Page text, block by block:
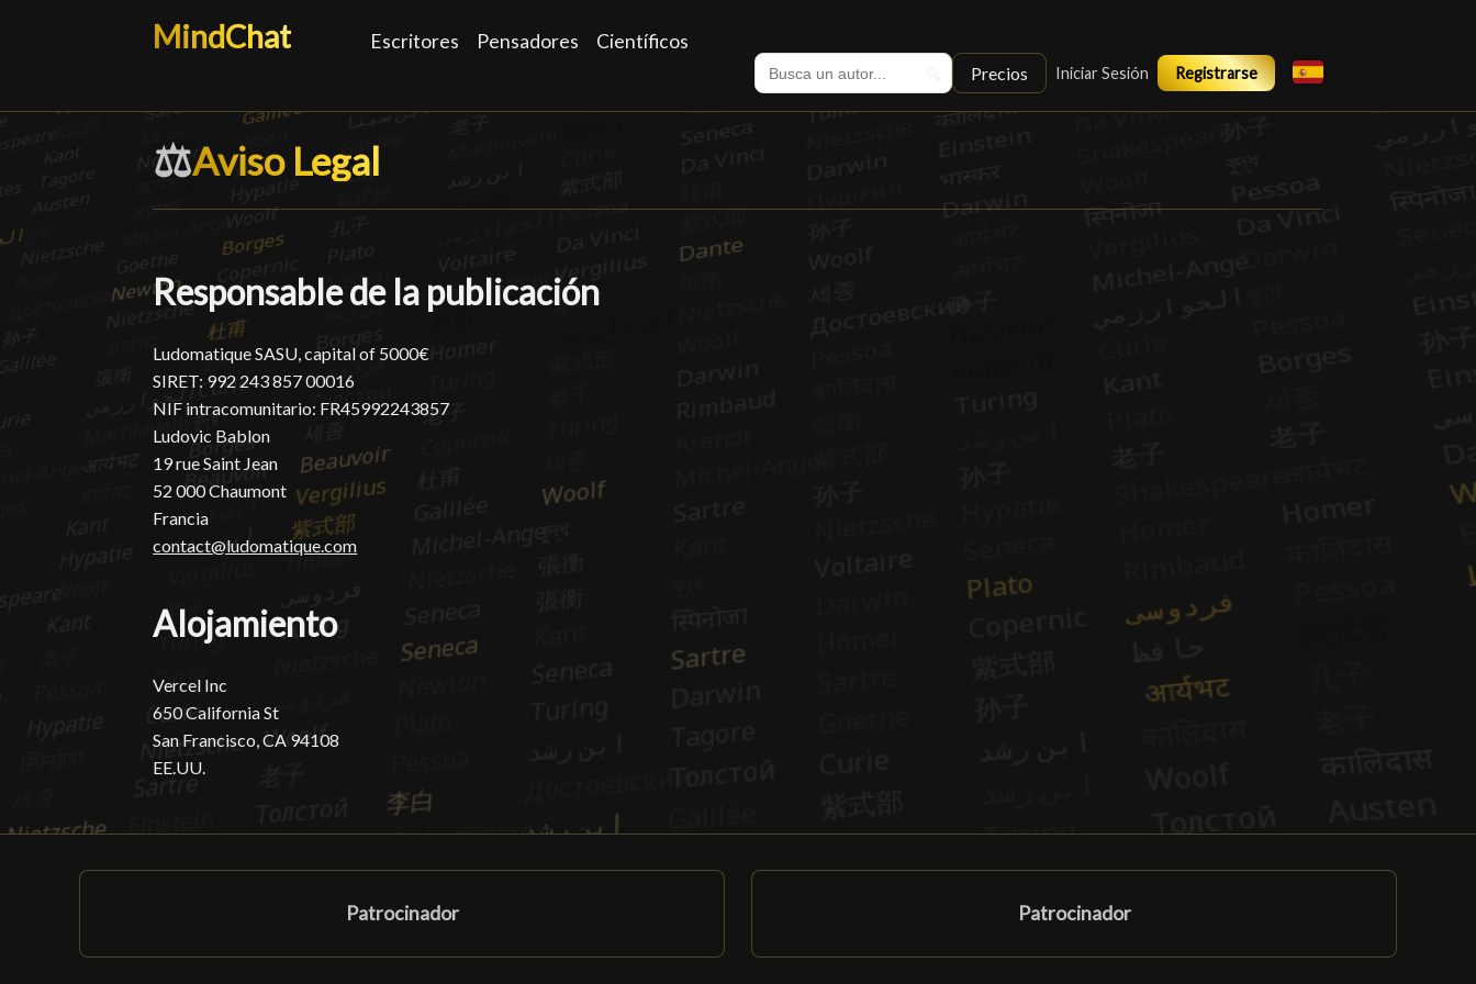
MindChat Escritores Pensadores Científicos
Precios Iniciar Sesión Registrarse
⚖️Aviso Legal
Aviso Legal
Responsable de la publicación
Ludomatique SASU, capital of 5000€
SIRET: 992 243 857 00016
NIF intracomunitario: FR45992243857
Ludovic Bablon
19 rue Saint Jean
52 000 Chaumont
Francia
contact@ludomatique.com
Alojamiento
Vercel Inc
650 California St
San Francisco, CA 94108
EE.UU.
Patrocinador Patrocinador